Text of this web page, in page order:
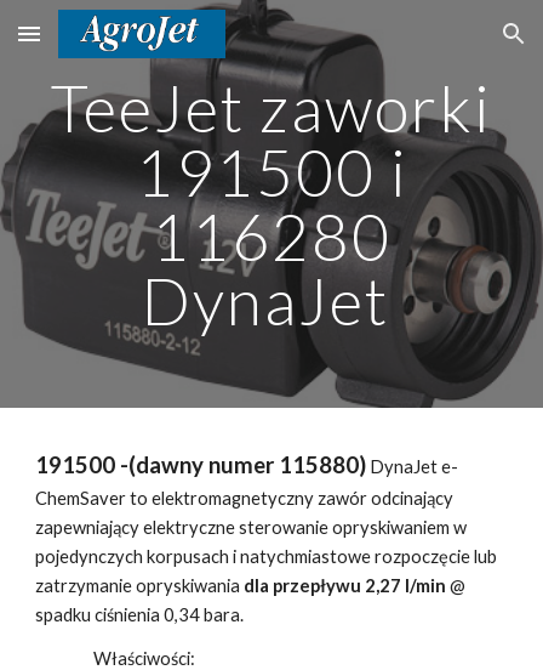
Skip to main content Skip to navigation
TeeJet zaworki
191500 i
116280
DynaJet
191500 -(dawny numer 115880) DynaJete-
ChemSaver to elektromagnetyczny zawór odcinający
zapewniający elektryczne sterowanie opryskiwaniem w
pojedynczych korpusach i natychmiastowe rozpoczęcie lub
zatrzymanie opryskiwania dla przepływu 2,27 l/min @
spadku ciśnienia 0,34 bara.
Właściwości: